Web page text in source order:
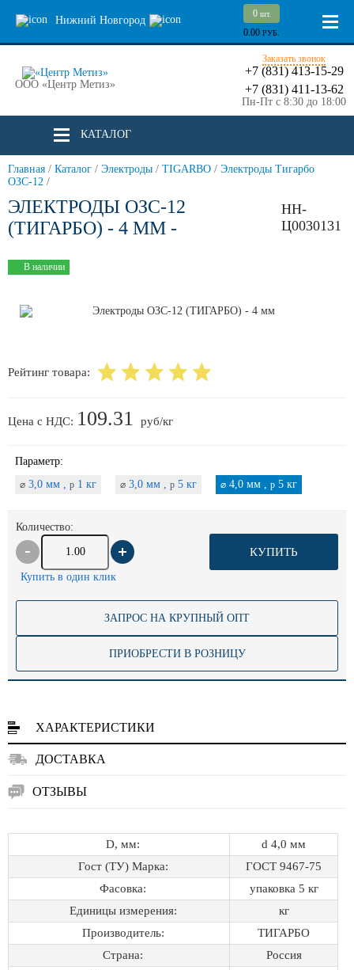
Нижний Новгород
0 шт.
0.00 РУБ.
ООО «Центр Метиз»
Заказать звонок
+7 (831) 413-15-29
+7 (831) 411-13-62
Пн-Пт с 8:30 до 18:00
КАТАЛОГ
Главная / Каталог / Электроды / TIGARBO / Электроды Тигарбо
ОЗС-12 /
ЭЛЕКТРОДЫ ОЗС-12
(ТИГАРБО) - 4 ММ -
НН-
Ц0030131
В наличии
Рейтинг товара:
Цена с НДС: 109.31 руб/кг
Параметр:
⌀ 3,0 мм , p 1 кг ⌀ 3,0 мм , p 5 кг ⌀ 4,0 мм , p 5 кг
Количество:
КУПИТЬ
Купить в один клик
ЗАПРОС НА КРУПНЫЙ ОПТ
ПРИОБРЕСТИ В РОЗНИЦУ
ХАРАКТЕРИСТИКИ
ДОСТАВКА
ОТЗЫВЫ
D, мм:
d 4,0 мм
Гост (ТУ) Марка:
ГОСТ 9467-75
Фасовка:
упаковка 5 кг
Единицы измерения:
кг
Производитель:
ТИГАРБО
Страна:
Россия